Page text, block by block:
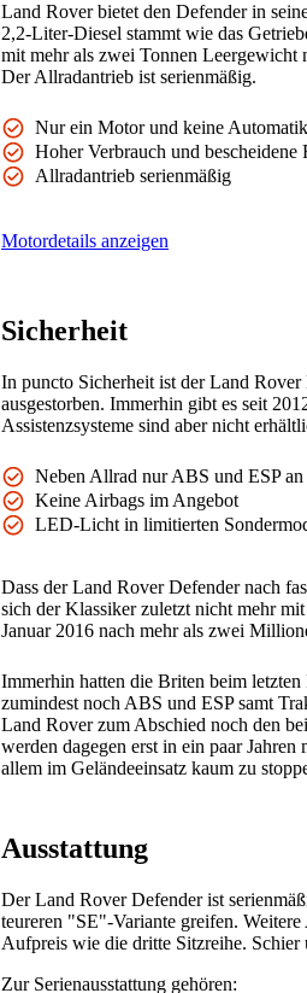
Land Rover bietet den Defender in
2,2-Liter-Diesel stammt wie das
mit mehr als zwei Tonnen Leergewicht
Der Allradantrieb ist serienmäßig.
Nur ein Motor und keine
Hoher Verbrauch und bescheidene
Allradantrieb serienmäßig
Motordetails anzeigen
Sicherheit
In puncto Sicherheit ist der Land Rover
ausgestorben. Immerhin gibt es seit
Assistenzsysteme sind aber nicht
Neben Allrad nur ABS und ESP
Keine Airbags im Angebot
LED-Licht in limitierten
Dass der Land Rover Defender nach
sich der Klassiker zuletzt nicht mehr
Januar 2016 nach mehr als zwei
Immerhin hatten die Briten beim
zumindest noch ABS und ESP samt
Land Rover zum Abschied noch den
werden dagegen erst in ein paar
allem im Geländeeinsatz kaum zu
Ausstattung
Der Land Rover Defender ist
teureren "SE"-Variante greifen.
Aufpreis wie die dritte Sitzreihe. Schier
Zur Serienausstattung gehören: